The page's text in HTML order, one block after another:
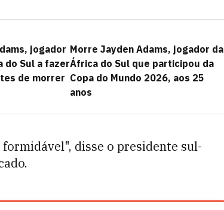
jogador
do Sul a fazer
de morrer
Morre Jayden Adams, jogador da
África do Sul que participou da
Copa do Mundo 2026, aos 25
anos
disse o presidente sul-